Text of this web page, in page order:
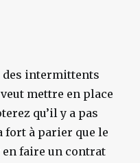
des intermittents
mettre en place
qu’il y a pas
fort à parier que le
faire un contrat